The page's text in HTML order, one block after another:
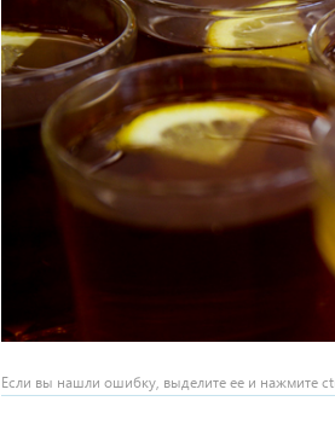
Если вы нашли ошибку, выделите ее и нажмите